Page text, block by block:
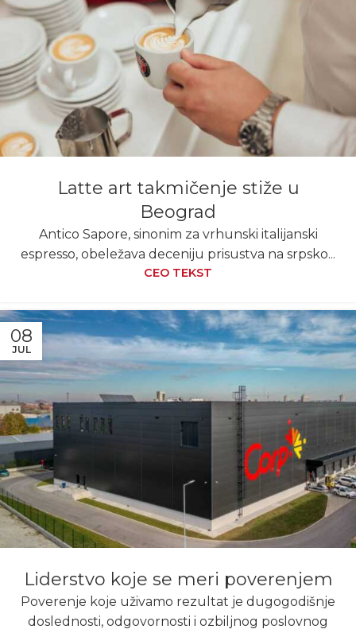
Latte art takmičenje stiže u
Beograd
Antico Sapore, sinonim za vrhunski italijanski
espresso, obeležava deceniju prisustva na srpsko...
CEO TEKST
08
JUL
Liderstvo koje se meri poverenjem
Poverenje koje uživamo rezultat je dugogodišnje
doslednosti, odgovornosti i ozbiljnog poslovnog